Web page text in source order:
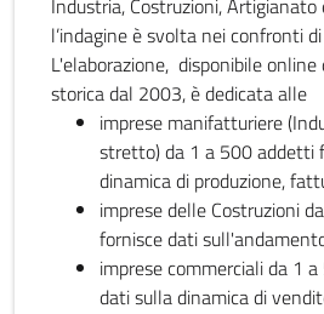
Industria, Costruzioni, Artigianato
l’indagine è svolta nei confronti
L'elaborazione, disponibile
storica dal 2003, è dedicata alle
imprese manifatturiere
stretto) da 1 a 500 addetti
dinamica di produzione,
imprese delle Costruzioni
fornisce dati
imprese commerciali da 1
dati sulla dinamica di